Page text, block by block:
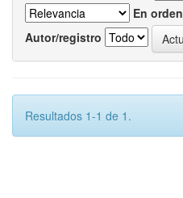
En orden
Autor/registro
Resultados 1-1 de 1.